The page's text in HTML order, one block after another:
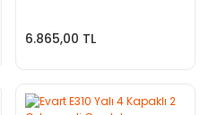
6.865,00 TL